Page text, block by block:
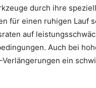
durch ihre
für einen ruhigen Lauf
auf
Auch bei
Verlängerungen ein